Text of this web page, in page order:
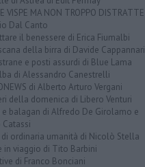
VISPE MA NON TROPPO DISTRATTE
Dal Canto
il benessere di Erica Fiumalbi
della birra di Davide Cappannari
e posti assurdi di Blue Lama
di Alessandro Canestrelli
di Alberto Arturo Vergani
della domenica di Libero Venturi
e balagan di Alfredo De Girolamo e
Catassi
di ordinaria umanità di Nicolò Stella
in viaggio di Tito Barbini
di Franco Bonciani